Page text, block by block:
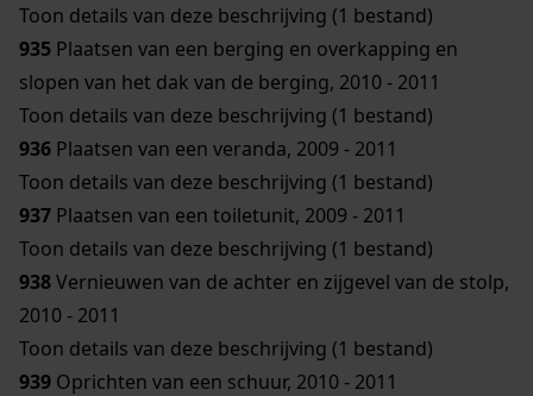
Toon details van deze beschrijving (1 bestand)
935 Plaatsen van een berging en overkapping en
slopen van het dak van de berging, 2010 - 2011
Toon details van deze beschrijving (1 bestand)
936 Plaatsen van een veranda, 2009 - 2011
Toon details van deze beschrijving (1 bestand)
937 Plaatsen van een toiletunit, 2009 - 2011
Toon details van deze beschrijving (1 bestand)
938Vernieuwen van de achter en zijgevel van de stolp,
2010 - 2011
Toon details van deze beschrijving (1 bestand)
939 Oprichten van een schuur, 2010 - 2011